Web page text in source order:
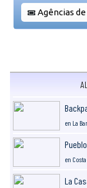
Agências
en La
en
La